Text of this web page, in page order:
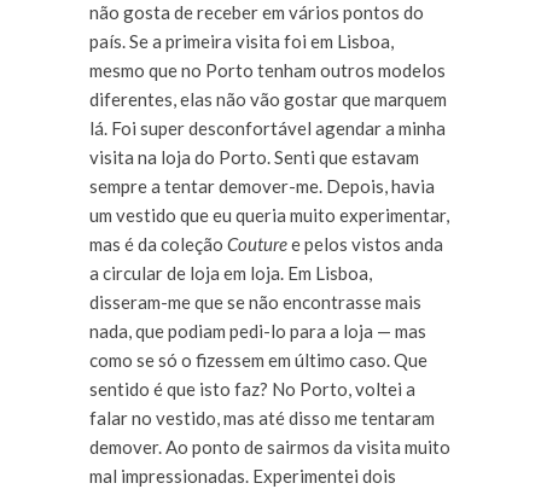
não gosta de receber em vários pontos do
país. Se a primeira visita foi em Lisboa,
mesmo que no Porto tenham outros modelos
diferentes, elas não vão gostar que marquem
lá. Foi super desconfortável agendar a minha
visita na loja do Porto. Senti que estavam
sempre a tentar demover-me. Depois, havia
um vestido que eu queria muito experimentar,
mas é da coleção Couturee pelos vistos anda
a circular de loja em loja. Em Lisboa,
disseram-me que se não encontrasse mais
nada, que podiam pedi-lo para a loja — mas
como se só o fizessem em último caso. Que
sentido é que isto faz? No Porto, voltei a
falar no vestido, mas até disso me tentaram
demover. Ao ponto de sairmos da visita muito
mal impressionadas. Experimentei dois